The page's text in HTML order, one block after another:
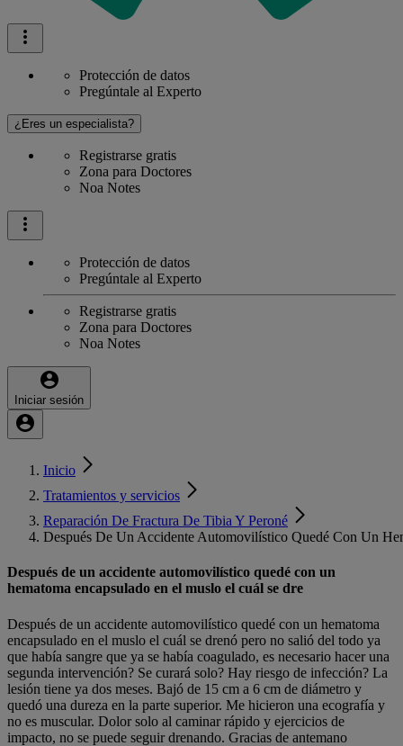
Protección de datos
Pregúntale al Experto
¿Eres un especialista?
Registrarse gratis
Zona para Doctores
Noa Notes
Protección de datos
Pregúntale al Experto
Registrarse gratis
Zona para Doctores
Noa Notes
Iniciar sesión
Inicio
Tratamientos y servicios
Reparación De Fractura De Tibia Y Peroné
Después De Un Accidente Automovilístico Quedé Con Un
Después de un accidente automovilístico quedé con un
hematoma encapsulado en el muslo el cuál se dre
Después de un accidente automovilístico quedé con un hematoma
encapsulado en el muslo el cuál se drenó pero no salió del todo ya
que había sangre que ya se había coagulado, es necesario hacer una
segunda intervención? Se curará solo? Hay riesgo de infección? La
lesión tiene ya dos meses. Bajó de 15 cm a 6 cm de diámetro y
quedó una dureza en la parte superior. Me hicieron una ecografía y
no es muscular. Dolor solo al caminar rápido y ejercicios de
impacto, no se puede seguir drenando. Gracias de antemano